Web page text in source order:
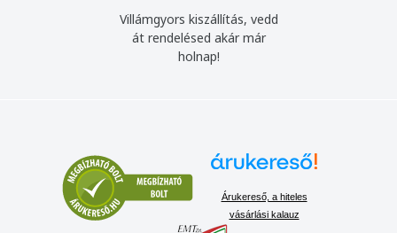
Villámgyors kiszállítás, vedd
át rendelésed akár már
holnap!
Árukereső, a hiteles
vásárlási kalauz